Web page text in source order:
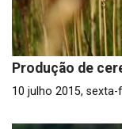
Produção de
10 julho 2015, sexta-